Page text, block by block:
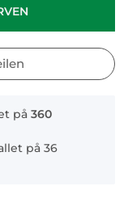
på 360
på 36